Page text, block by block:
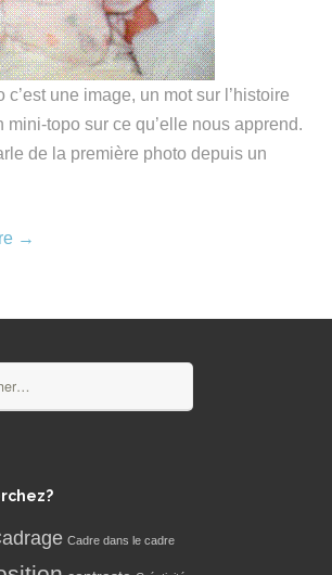
c’est une image, un mot sur l’histoire
mini-topo sur ce qu’elle nous apprend.
de la première photo depuis un
→
Cadre dans le cadre